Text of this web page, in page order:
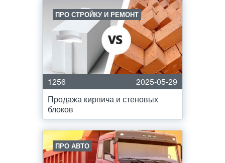
ПРО СТРОЙКУ И РЕМОНТ
1256
2025-05-29
Продажа кирпича и стеновых
блоков
ПРО АВТО